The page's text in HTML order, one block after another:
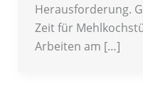
Herausforderung.
Zeit für
Arbeiten am […]